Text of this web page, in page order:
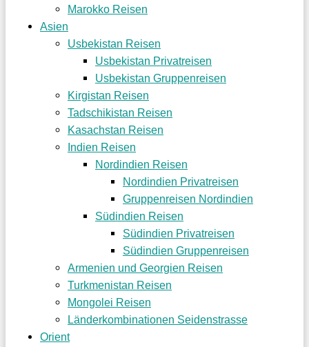
Marokko Reisen
Asien
Usbekistan Reisen
Usbekistan Privatreisen
Usbekistan Gruppenreisen
Kirgistan Reisen
Tadschikistan Reisen
Kasachstan Reisen
Indien Reisen
Nordindien Reisen
Nordindien Privatreisen
Gruppenreisen Nordindien
Südindien Reisen
Südindien Privatreisen
Südindien Gruppenreisen
Armenien und Georgien Reisen
Turkmenistan Reisen
Mongolei Reisen
Länderkombinationen Seidenstrasse
Orient